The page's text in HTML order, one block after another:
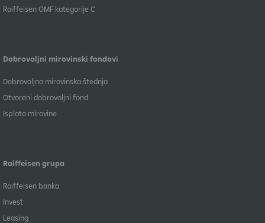
​Raiffeisen OMF kategorije C
Dobrovoljni mirovinski fondovi
Dobrovoljna mirovinska štednja
Otvoreni dobrovoljni fond
Isplata mirovine
Raiffeisen grupa
Raiffeisen banka
Invest
Leasing